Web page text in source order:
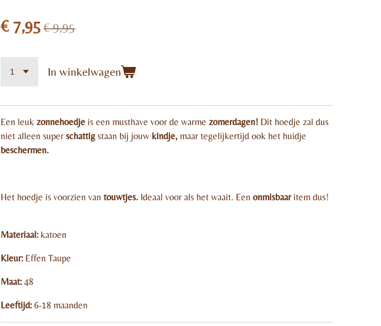
€ 7,95 € 9,95
In winkelwagen
Een leuk zonnehoedje is een musthave voor de warme zomerdagen! Dit hoedje zal dus
niet alleen super schattig staan bij jouw kindje, maar tegelijkertijd ook het huidje
beschermen.
Het hoedje is voorzien van touwtjes. Ideaal voor als het waait. Een onmisbaaritem dus!
Materiaal:katoen
Kleur:Effen Taupe
Maat:48
Leeftijd:6-18 maanden